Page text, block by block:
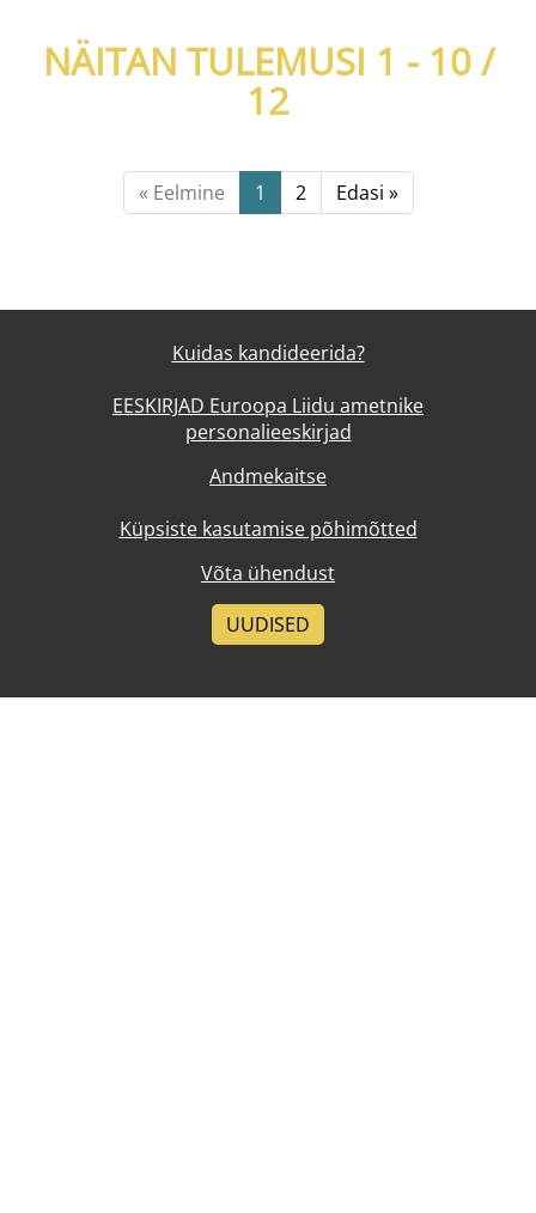
NÄITAN TULEMUSI 1 - 10 /
12
« Eelmine 1 2 Edasi »
Kuidas kandideerida?
EESKIRJAD Euroopa Liidu ametnike
personalieeskirjad
Andmekaitse
Küpsiste kasutamise põhimõtted
Võta ühendust
UUDISED